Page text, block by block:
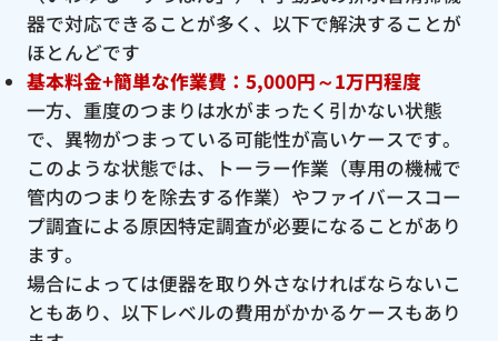
器で対応できることが多く、以下で解決することが
ほとんどです
基本料金+簡単な作業費：5,000円～1万円程度
一方、重度のつまりは水がまったく引かない状態
で、異物がつまっている可能性が高いケースです。
このような状態では、トーラー作業（専用の機械で
管内のつまりを除去する作業）やファイバースコー
プ調査による原因特定調査が必要になることがあり
ます。
場合によっては便器を取り外さなければならないこ
ともあり、以下レベルの費用がかかるケースもあり